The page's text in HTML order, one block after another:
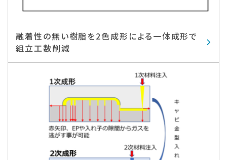
融着性の無い樹脂を2色成形による一体成形で
組立工数削減